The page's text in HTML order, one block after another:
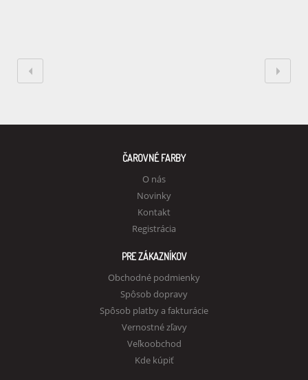
ČAROVNÉ FARBY
O nás
Novinky
Kontakt
Registrácia
PRE ZÁKAZNÍKOV
Obchodné podmienky
Spôsob dopravy
Spôsob platby a fakturácie
Vernostné zľavy
Veľkoobchod
Kde kúpiť